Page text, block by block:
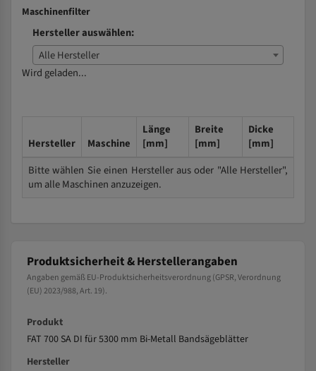
Maschinenfilter
Hersteller auswählen:
Alle Hersteller
Wird geladen...
Hersteller Maschine
Länge
[mm]
Breite
[mm]
Dicke
[mm]
Bitte wählen Sie einen Hersteller aus oder "Alle Hersteller",
um alle Maschinen anzuzeigen.
Produktsicherheit & Herstellerangaben
Angaben gemäß EU-Produktsicherheitsverordnung (GPSR, Verordnung
(EU) 2023/988, Art. 19).
Produkt
FAT 700 SA DI für 5300 mm Bi-Metall Bandsägeblätter
Hersteller